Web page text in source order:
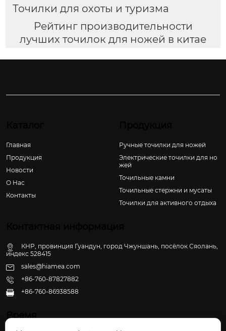
Точилки для охоты и туризма
Рейтинг производительности
лучших точилок для ножей в китае
Главная
Продукция
Новости
О Hас
Контакты
Ручные точилки для ножей
Электрические точилки для но
жей
Точильные камни
Точильные стержни и мусаты
Точилки для активного отдыха
КНР, провинция Гуандун, город Чжуншань, посёлок Сяолань,
индекс 528415
sales@hiamea.com
+86-760-87827882
 +86-760-86938588
Время